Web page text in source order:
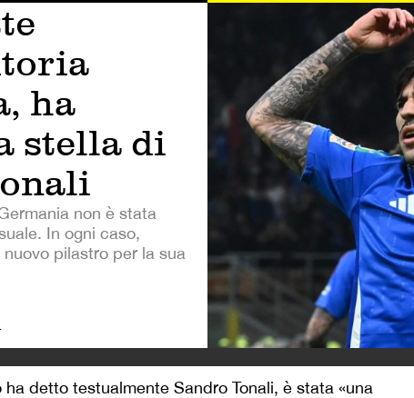
ha
stella di
non è stata
In ogni caso,
pilastro per la sua
detto testualmente Sandro Tonali, è stata «una